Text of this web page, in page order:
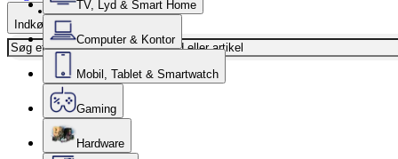
Indkøbskurv
TV, Lyd & Smart Home
Computer & Kontor
Mobil, Tablet & Smartwatch
Gaming
Hardware